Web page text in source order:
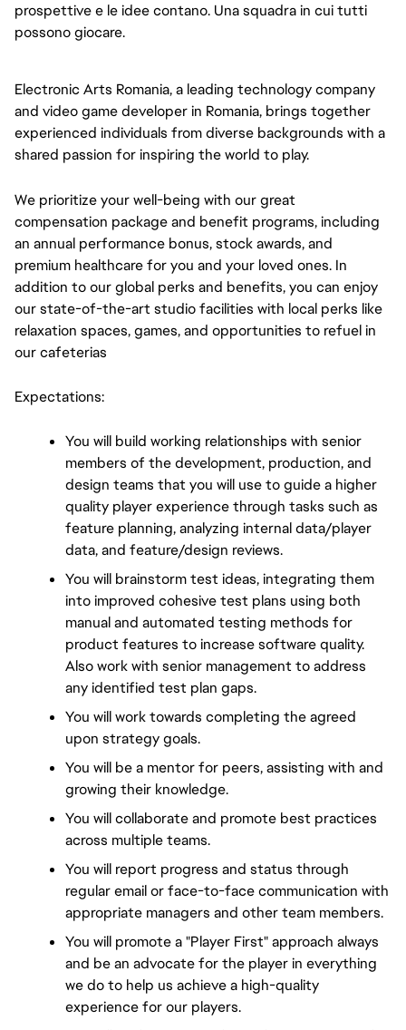
prospettive e le idee contano. Una squadra in cui tutti
possono giocare.
Electronic Arts Romania, a leading technology company
and video game developer in Romania, brings together
experienced individuals from diverse backgrounds with a
shared passion for inspiring the world to play.
We prioritize your well-being with our great
compensation package and benefit programs, including
an annual performance bonus, stock awards, and
premium healthcare for you and your loved ones. In
addition to our global perks and benefits, you can enjoy
our state-of-the-art studio facilities with local perks like
relaxation spaces, games, and opportunities to refuel in
our cafeterias
Expectations:
You will build working relationships with senior
members of the development, production, and
design teams that you will use to guide a higher
quality player experience through tasks such as
feature planning, analyzing internal data/player
data, and feature/design reviews.
You will brainstorm test ideas, integrating them
into improved cohesive test plans using both
manual and automated testing methods for
product features to increase software quality.
Also work with senior management to address
any identified test plan gaps.
You will work towards completing the agreed
upon strategy goals.
You will be a mentor for peers, assisting with and
growing their knowledge.
You will collaborate and promote best practices
across multiple teams.
You will report progress and status through
regular email or face-to-face communication with
appropriate managers and other team members.
You will promote a "Player First" approach always
and be an advocate for the player in everything
we do to help us achieve a high-quality
experience for our players.